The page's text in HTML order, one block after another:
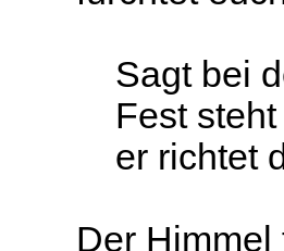
Sagt bei
Fest steht
er richtet
Der